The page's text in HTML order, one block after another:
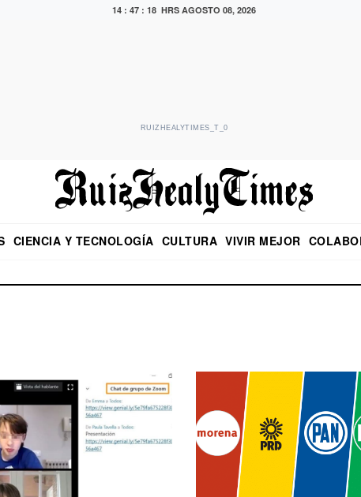
14 : 47 : 19 HRS AGOSTO 08, 2026
RUIZHEALYTIMES_T_0
CIENCIA Y TECNOLOGÍA CULTURA VIVIR MEJOR